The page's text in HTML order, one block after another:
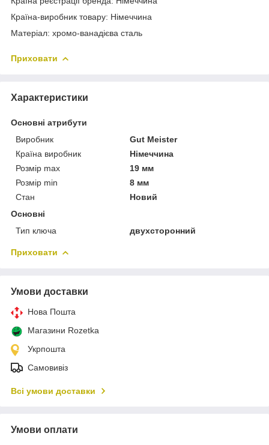
Країна-виробник товару: Німеччина
Матеріал: хромо-ванадієва сталь
Приховати
Характеристики
Основні атрибути
Виробник
Gut Meister
Країна виробник
Німеччина
Розмір max
19 мм
Розмір min
8 мм
Стан
Новий
Основні
Тип ключа
двухсторонний
Приховати
Умови доставки
Нова Пошта
Магазини Rozetka
Укрпошта
Самовивіз
Всі умови доставки
Умови оплати